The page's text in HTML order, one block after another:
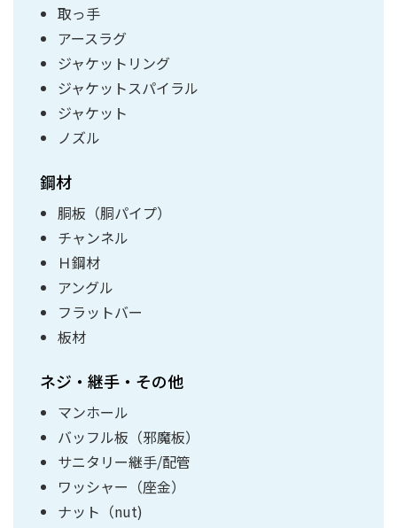
取っ手
アースラグ
ジャケットリング
ジャケットスパイラル
ジャケット
ノズル
鋼材
胴板（胴パイプ）
チャンネル
Ｈ鋼材
アングル
フラットバー
板材
ネジ・継手・その他
マンホール
バッフル板（邪魔板）
サニタリー継手/配管
ワッシャー（座金）
ナット（nut)